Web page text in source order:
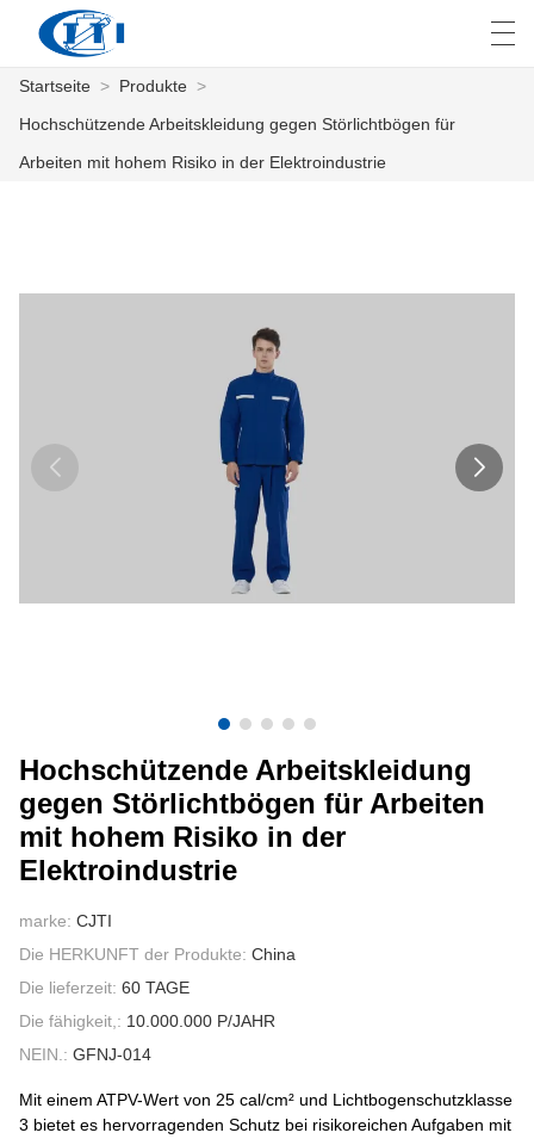
VIDEOS
العربية česky
Startseite > Produkte >
Hochschützende Arbeitskleidung gegen Störlichtbögen für
Arbeiten mit hohem Risiko in der Elektroindustrie
Hochschützende Arbeitskleidung
gegen Störlichtbögen für Arbeiten
mit hohem Risiko in der
Elektroindustrie
marke: CJTI
Die HERKUNFT der Produkte: China
Die lieferzeit: 60 TAGE
Die fähigkeit,: 10.000.000 P/JAHR
NEIN.: GFNJ-014
Mit einem ATPV-Wert von 25 cal/cm² und Lichtbogenschutzklasse
3 bietet es hervorragenden Schutz bei risikoreichen Aufgaben mit